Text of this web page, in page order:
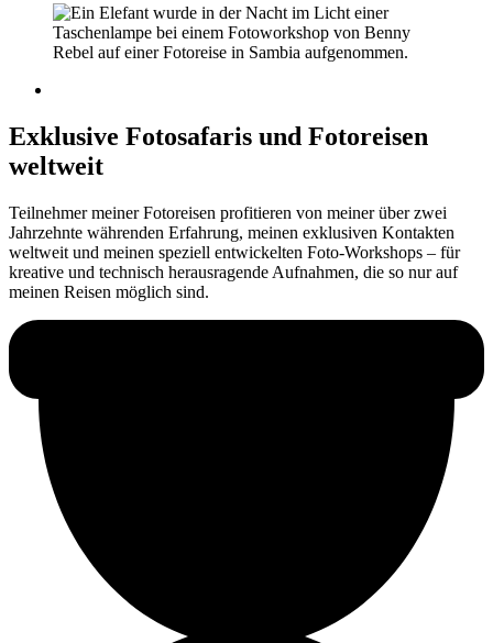
Exklusive Fotosafaris und Fotoreisen
weltweit
Teilnehmer meiner Fotoreisen profitieren von meiner über zwei
Jahrzehnte währenden Erfahrung, meinen exklusiven Kontakten
weltweit und meinen speziell entwickelten Foto-Workshops – für
kreative und technisch herausragende Aufnahmen, die so nur auf
meinen Reisen möglich sind.